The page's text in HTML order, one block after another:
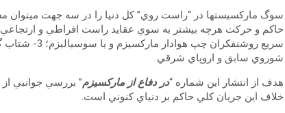
سوگ ماركسيست‏‏ها در “راست روي” كل دنيا را در سه جهت مي‏توان مشاهده كرد:
سريع
شوروي سابق و اروپاي شرقي.
هدف از انتشار اين شماره “در دفاع از ماركسيزم” بررسي جوانبي
خلاف اين جريان كلي حاكم بر دنياي كنوني است.